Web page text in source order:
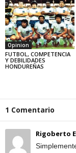
Opinion
FUTBOL, COMPETENCIA
Y DEBILIDADES
HONDUREÑAS
1 Comentario
Rigoberto